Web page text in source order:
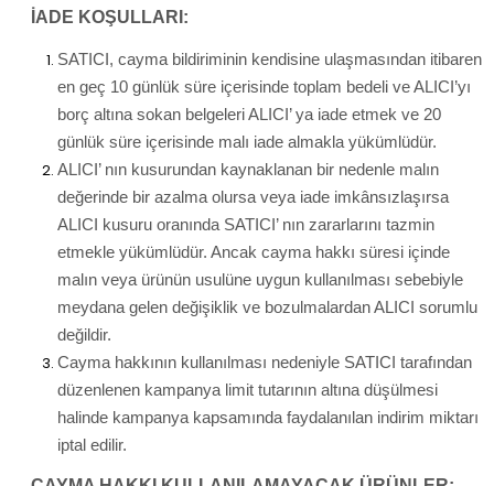
İADE KOŞULLARI:
SATICI, cayma bildiriminin kendisine ulaşmasından itibaren
en geç 10 günlük süre içerisinde toplam bedeli ve ALICI’yı
borç altına sokan belgeleri ALICI’ ya iade etmek ve 20
günlük süre içerisinde malı iade almakla yükümlüdür.
ALICI’ nın kusurundan kaynaklanan bir nedenle malın
değerinde bir azalma olursa veya iade imkânsızlaşırsa
ALICI kusuru oranında SATICI’ nın zararlarını tazmin
etmekle yükümlüdür. Ancak cayma hakkı süresi içinde
malın veya ürünün usulüne uygun kullanılması sebebiyle
meydana gelen değişiklik ve bozulmalardan ALICI sorumlu
değildir.
Cayma hakkının kullanılması nedeniyle SATICI tarafından
düzenlenen kampanya limit tutarının altına düşülmesi
halinde kampanya kapsamında faydalanılan indirim miktarı
iptal edilir.